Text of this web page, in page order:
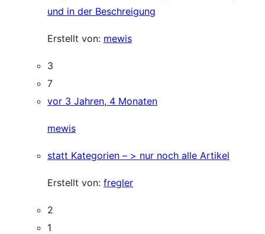
und in der Beschreigung
Erstellt von: mewis
3
7
vor 3 Jahren, 4 Monaten
mewis
statt Kategorien – > nur noch alle Artikel
Erstellt von: fregler
2
1